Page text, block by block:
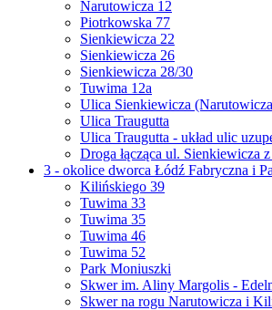
Narutowicza 12
Piotrkowska 77
Sienkiewicza 22
Sienkiewicza 26
Sienkiewicza 28/30
Tuwima 12a
Ulica Sienkiewicza
Ulica Traugutta
Ulica Traugutta - układ ulic
Droga łącząca ul. Sienkiewicza
3 - okolice dworca Łódź Fabryczna i
Kilińskiego 39
Tuwima 33
Tuwima 35
Tuwima 46
Tuwima 52
Park Moniuszki
Skwer im. Aliny Margolis -
Skwer na rogu Narutowicza i